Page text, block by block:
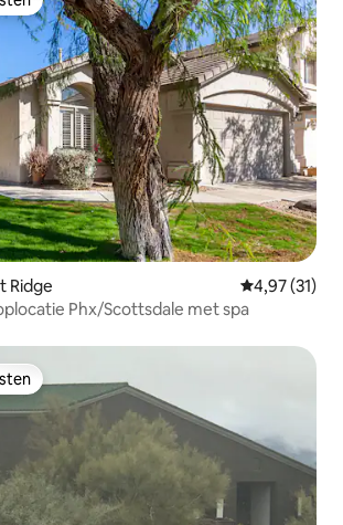
Ridge Gemiddelde
4,97 (31)
Phx/Scottsdale met spa